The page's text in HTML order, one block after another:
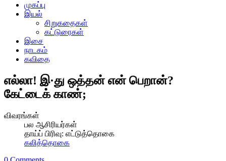
முகப்பு
இயல்
சிறுகதைகள்
கட்டுரைகள்
இசை
நாடகம்
கவிதை
எல்லா! இ·து ஒத்தன் என் பெறான்?
கேட்டைக் காண்;
விவரங்கள்
பல ஆசிரியர்கள்
தாய்ப் பிரிவு: எட்டுத்தொகை
கலித்தொகை